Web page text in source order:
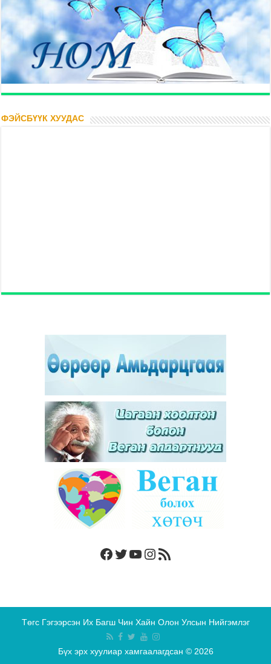
ФЭЙСБҮҮК ХУУДАС
Facebook
Twitter
YouTube
Instagram
RSS Feed
Төгс Гэгээрсэн Их Багш Чин Хайн Олон Улсын Нийгэмлэг
Бүх эрх хуулиар хамгаалагдсан © 2026